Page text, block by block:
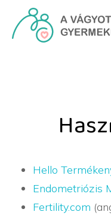
Ugrás a fő tartalomhoz
Hello
Endometriózis
Fertility.com